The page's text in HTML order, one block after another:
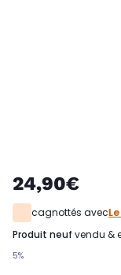
24,90€
cagnottés avec
produit neuf vendu &
5%